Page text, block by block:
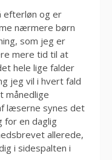
efterløn og er
nærmere børn
som jeg er
mere tid til at
hele lige falder
jeg vil i hvert fald
månedlige
læserne synes det
for en daglig
allerede,
i sidespalten i